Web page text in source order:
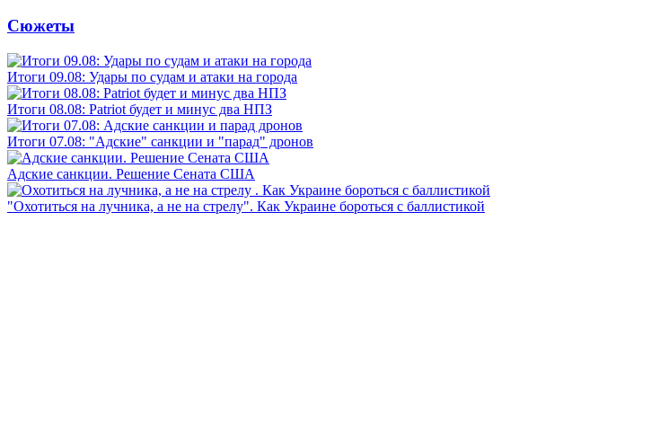
Сюжеты
Итоги 09.08: Удары по судам и атаки на города
Итоги 08.08: Patriot будет и минус два НПЗ
Итоги 07.08: "Адские" санкции и "парад" дронов
Адские санкции. Решение Сената США
"Охотиться на лучника, а не на стрелу". Как Украине бороться с баллистикой